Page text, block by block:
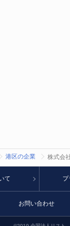
港区の企業 株式会
て プ
お問い合わせ